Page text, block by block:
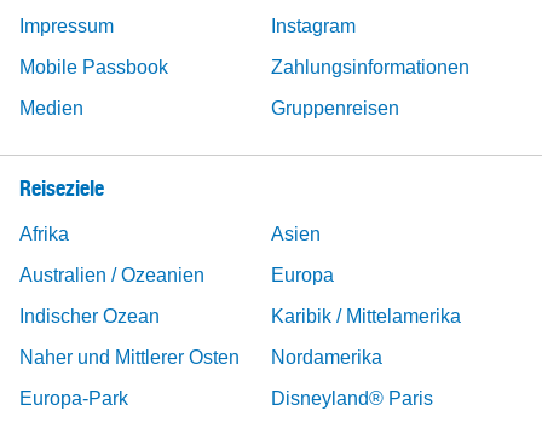
Impressum
Instagram
Mobile Passbook
Zahlungsinformationen
Medien
Gruppenreisen
Reiseziele
Afrika
Asien
Australien / Ozeanien
Europa
Indischer Ozean
Karibik / Mittelamerika
Naher und Mittlerer Osten
Nordamerika
Europa-Park
Disneyland® Paris